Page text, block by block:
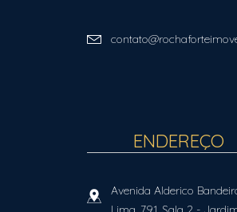
ENDEREÇO
Avenida Alderico